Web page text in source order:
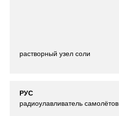
растворный узел соли
РУС
радиоулавливатель самолётов